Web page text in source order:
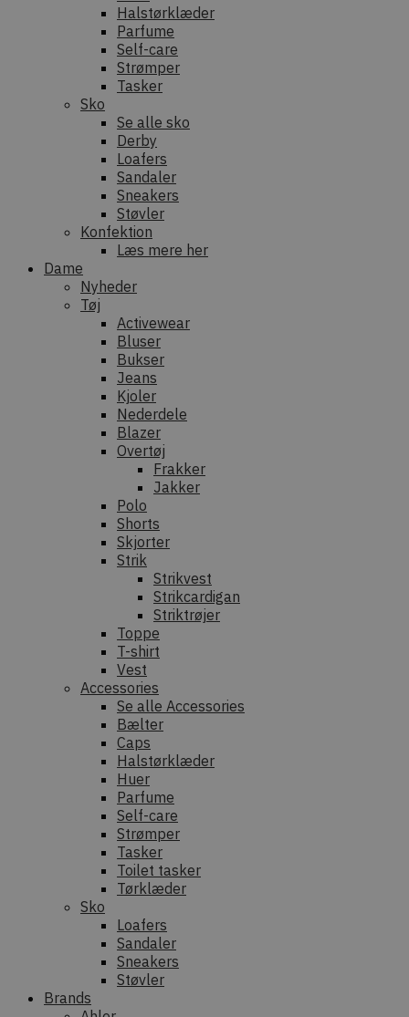
Halstørklæder
Parfume
Self-care
Strømper
Tasker
Sko
Se alle sko
Derby
Loafers
Sandaler
Sneakers
Støvler
Konfektion
Læs mere her
Dame
Nyheder
Tøj
Activewear
Bluser
Bukser
Jeans
Kjoler
Nederdele
Blazer
Overtøj
Frakker
Jakker
Polo
Shorts
Skjorter
Strik
Strikvest
Strikcardigan
Striktrøjer
Toppe
T-shirt
Vest
Accessories
Se alle Accessories
Bælter
Caps
Halstørklæder
Huer
Parfume
Self-care
Strømper
Tasker
Toilet tasker
Tørklæder
Sko
Loafers
Sandaler
Sneakers
Støvler
Brands